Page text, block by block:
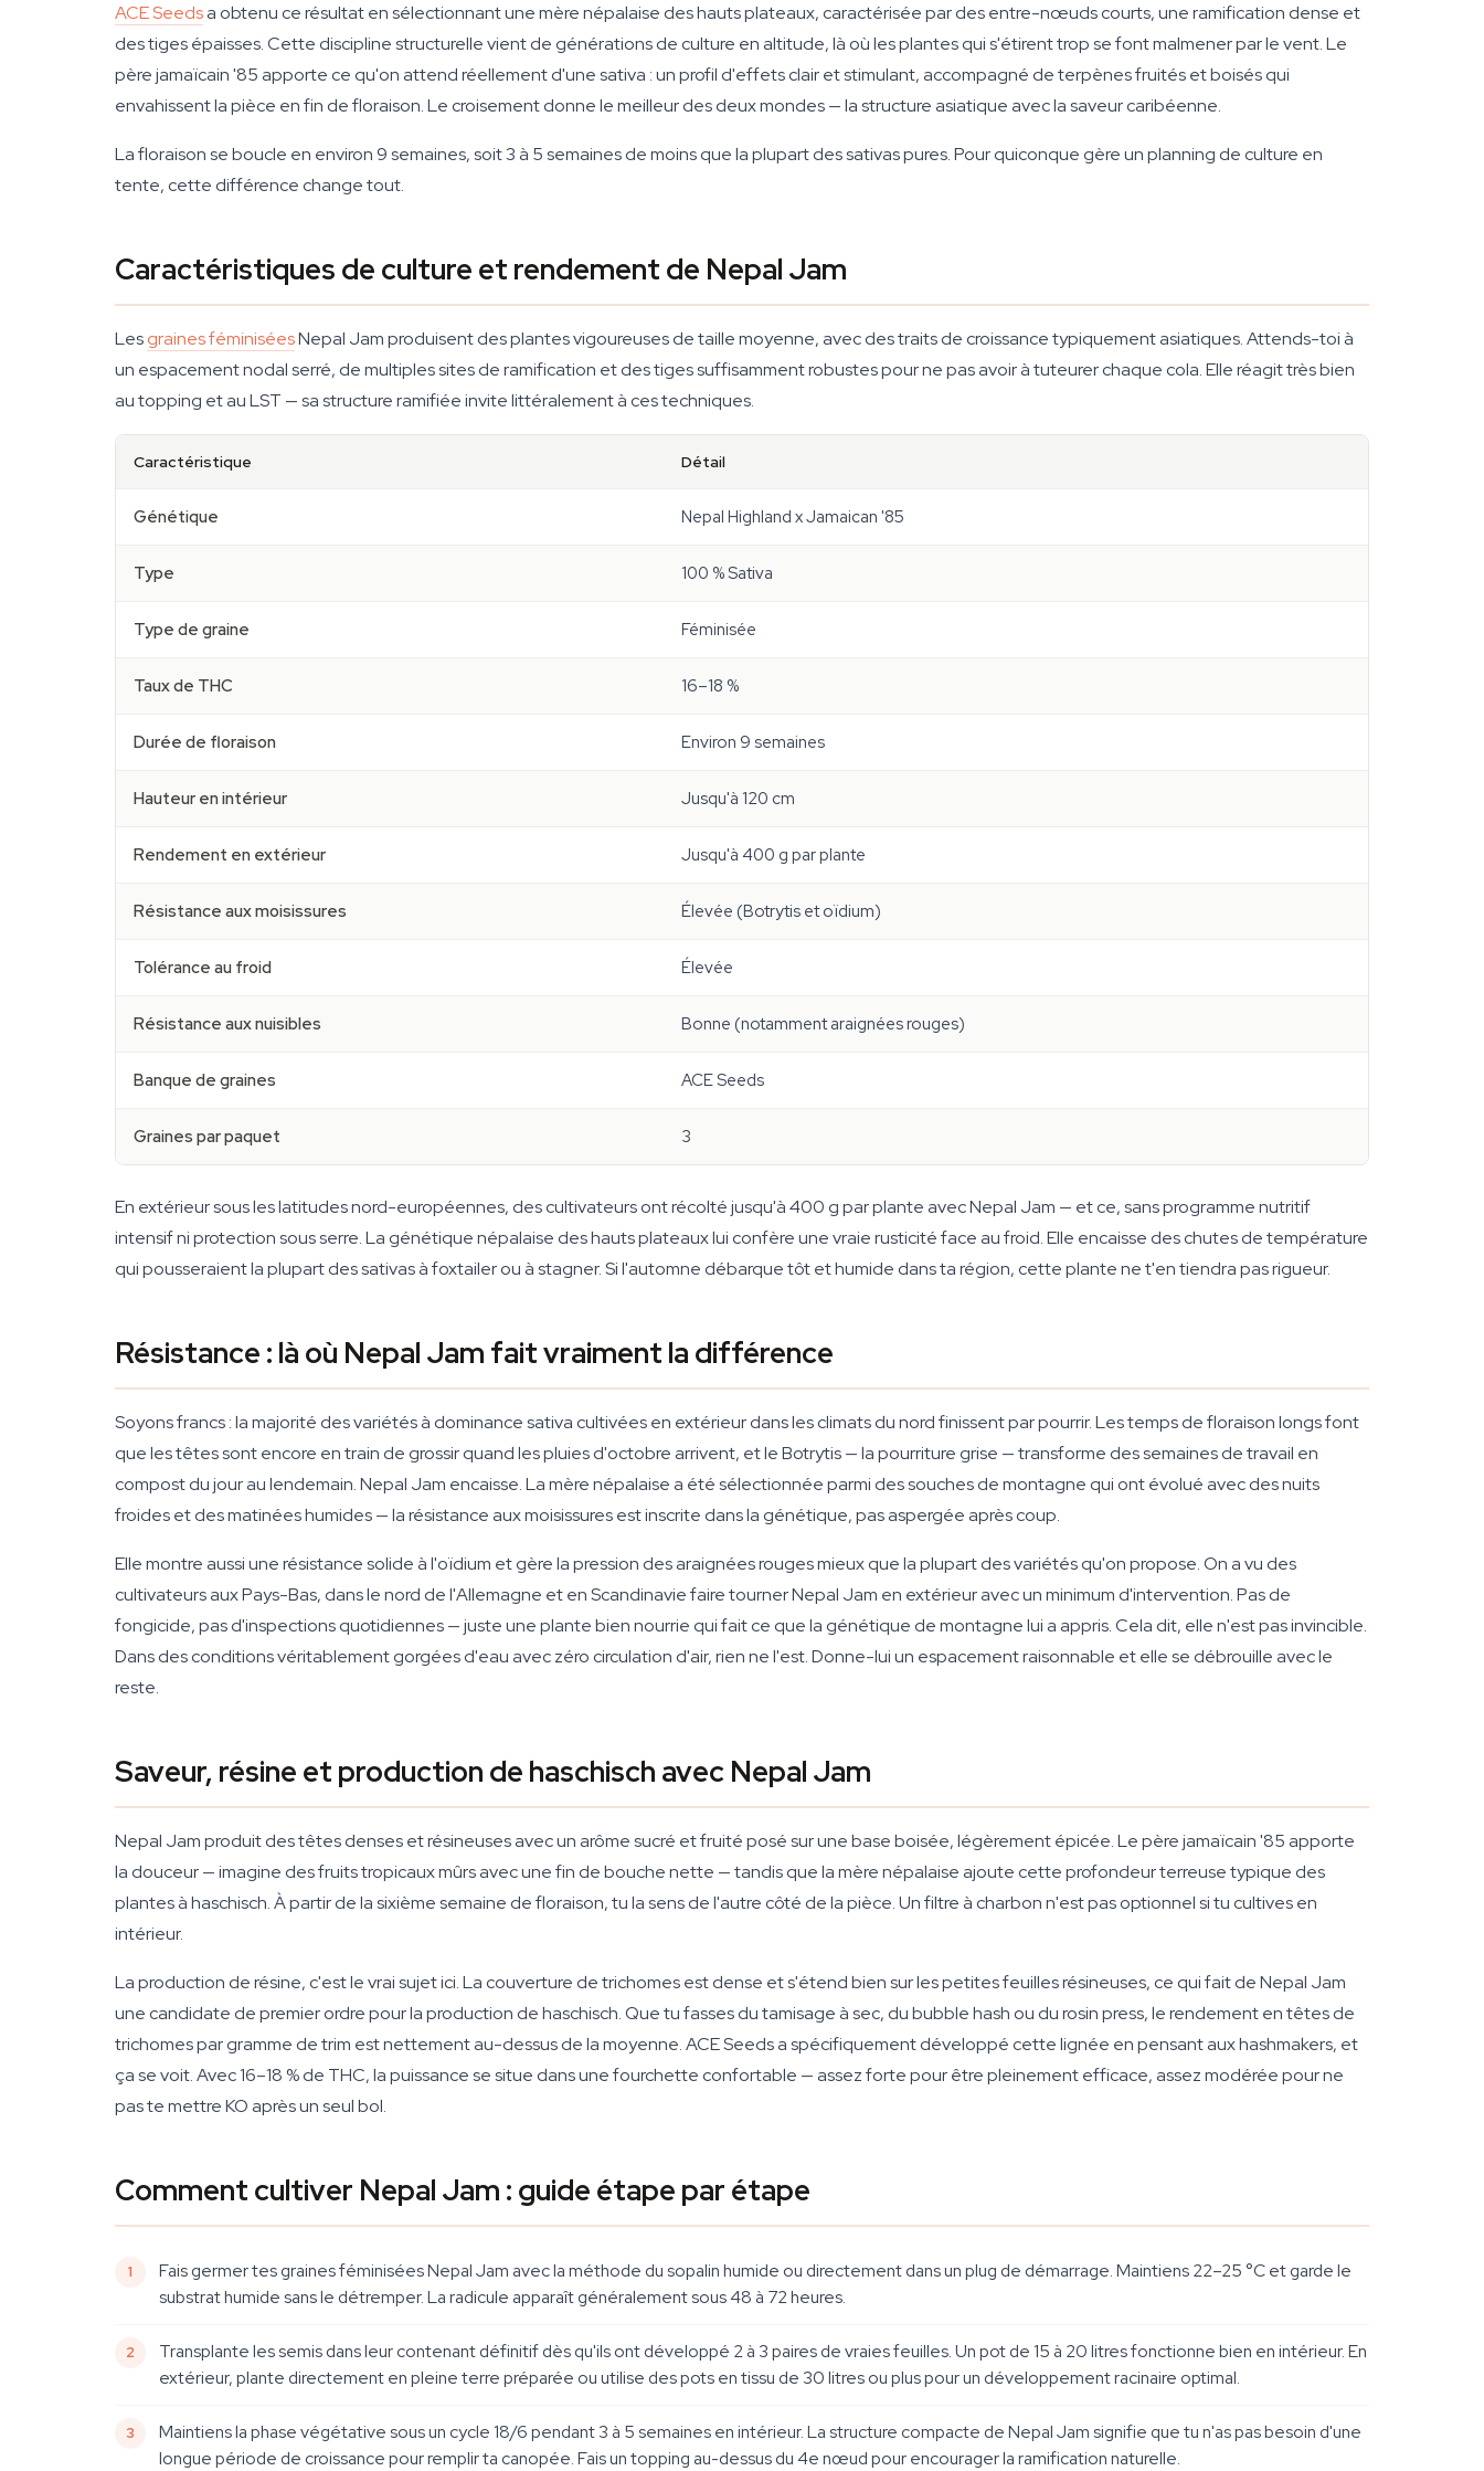
ACE Seedsa obtenu ce résultat en sélectionnant une mère népalaise des hauts plateaux, caractérisée par des entre-nœuds courts, une ramification dense et
des tiges épaisses. Cette discipline structurelle vient de générations de culture en altitude, là où les plantes qui s'étirent trop se font malmener par le vent. Le
père jamaïcain '85 apporte ce qu'on attend réellement d'une sativa : un profil d'effets clair et stimulant, accompagné de terpènes fruités et boisés qui
envahissent la pièce en fin de floraison. Le croisement donne le meilleur des deux mondes — la structure asiatique avec la saveur caribéenne.
La floraison se boucle en environ 9 semaines, soit 3 à 5 semaines de moins que la plupart des sativas pures. Pour quiconque gère un planning de culture en
tente, cette différence change tout.
Caractéristiques de culture et rendement de Nepal Jam
Lesgraines féminiséesNepal Jam produisent des plantes vigoureuses de taille moyenne, avec des traits de croissance typiquement asiatiques. Attends-toi à
un espacement nodal serré, de multiples sites de ramification et des tiges suffisamment robustes pour ne pas avoir à tuteurer chaque cola. Elle réagit très bien
au topping et au LST — sa structure ramifiée invite littéralement à ces techniques.
Caractéristique Détail
Génétique Nepal Highland x Jamaican '85
Type 100 % Sativa
Type de graine Féminisée
Taux de THC 16–18 %
Durée de floraison Environ 9 semaines
Hauteur en intérieur Jusqu'à 120 cm
Rendement en extérieur Jusqu'à 400 g par plante
Résistance aux moisissures Élevée (Botrytis et oïdium)
Tolérance au froid Élevée
Résistance aux nuisibles Bonne (notamment araignées rouges)
Banque de graines ACE Seeds
Graines par paquet 3
En extérieur sous les latitudes nord-européennes, des cultivateurs ont récolté jusqu'à 400 g par plante avec Nepal Jam — et ce, sans programme nutritif
intensif ni protection sous serre. La génétique népalaise des hauts plateaux lui confère une vraie rusticité face au froid. Elle encaisse des chutes de température
qui pousseraient la plupart des sativas à foxtailer ou à stagner. Si l'automne débarque tôt et humide dans ta région, cette plante ne t'en tiendra pas rigueur.
Résistance : là où Nepal Jam fait vraiment la différence
Soyons francs : la majorité des variétés à dominance sativa cultivées en extérieur dans les climats du nord finissent par pourrir. Les temps de floraison longs font
que les têtes sont encore en train de grossir quand les pluies d'octobre arrivent, et le Botrytis — la pourriture grise — transforme des semaines de travail en
compost du jour au lendemain. Nepal Jam encaisse. La mère népalaise a été sélectionnée parmi des souches de montagne qui ont évolué avec des nuits
froides et des matinées humides — la résistance aux moisissures est inscrite dans la génétique, pas aspergée après coup.
Elle montre aussi une résistance solide à l'oïdium et gère la pression des araignées rouges mieux que la plupart des variétés qu'on propose. On a vu des
cultivateurs aux Pays-Bas, dans le nord de l'Allemagne et en Scandinavie faire tourner Nepal Jam en extérieur avec un minimum d'intervention. Pas de
fongicide, pas d'inspections quotidiennes — juste une plante bien nourrie qui fait ce que la génétique de montagne lui a appris. Cela dit, elle n'est pas invincible.
Dans des conditions véritablement gorgées d'eau avec zéro circulation d'air, rien ne l'est. Donne-lui un espacement raisonnable et elle se débrouille avec le
reste.
Saveur, résine et production de haschisch avec Nepal Jam
Nepal Jam produit des têtes denses et résineuses avec un arôme sucré et fruité posé sur une base boisée, légèrement épicée. Le père jamaïcain '85 apporte
la douceur — imagine des fruits tropicaux mûrs avec une fin de bouche nette — tandis que la mère népalaise ajoute cette profondeur terreuse typique des
plantes à haschisch. À partir de la sixième semaine de floraison, tu la sens de l'autre côté de la pièce. Un filtre à charbon n'est pas optionnel si tu cultives en
intérieur.
La production de résine, c'est le vrai sujet ici. La couverture de trichomes est dense et s'étend bien sur les petites feuilles résineuses, ce qui fait de Nepal Jam
une candidate de premier ordre pour la production de haschisch. Que tu fasses du tamisage à sec, du bubble hash ou du rosin press, le rendement en têtes de
trichomes par gramme de trim est nettement au-dessus de la moyenne. ACE Seeds a spécifiquement développé cette lignée en pensant aux hashmakers, et
ça se voit. Avec 16–18 % de THC, la puissance se situe dans une fourchette confortable — assez forte pour être pleinement efficace, assez modérée pour ne
pas te mettre KO après un seul bol.
Comment cultiver Nepal Jam : guide étape par étape
Fais germer tes graines féminisées Nepal Jam avec la méthode du sopalin humide ou directement dans un plug de démarrage. Maintiens 22–25 °C et garde le
substrat humide sans le détremper. La radicule apparaît généralement sous 48 à 72 heures.
Transplante les semis dans leur contenant définitif dès qu'ils ont développé 2 à 3 paires de vraies feuilles. Un pot de 15 à 20 litres fonctionne bien en intérieur. En
extérieur, plante directement en pleine terre préparée ou utilise des pots en tissu de 30 litres ou plus pour un développement racinaire optimal.
Maintiens la phase végétative sous un cycle 18/6 pendant 3 à 5 semaines en intérieur. La structure compacte de Nepal Jam signifie que tu n'as pas besoin d'une
longue période de croissance pour remplir ta canopée. Fais un topping au-dessus du 4e nœud pour encourager la ramification naturelle.